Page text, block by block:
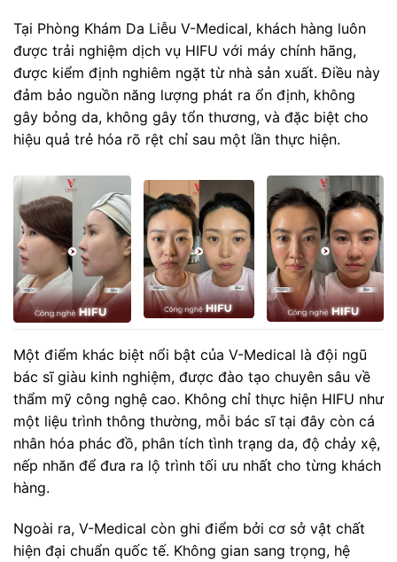
Tại Phòng Khám Da Liễu V-Medical, khách hàng luôn
được trải nghiệm dịch vụ HIFU với máy chính hãng,
được kiểm định nghiêm ngặt từ nhà sản xuất. Điều này
đảm bảo nguồn năng lượng phát ra ổn định, không
gây bỏng da, không gây tổn thương, và đặc biệt cho
hiệu quả trẻ hóa rõ rệt chỉ sau một lần thực hiện.
Một điểm khác biệt nổi bật của V-Medical là đội ngũ
bác sĩ giàu kinh nghiệm, được đào tạo chuyên sâu về
thẩm mỹ công nghệ cao. Không chỉ thực hiện HIFU như
một liệu trình thông thường, mỗi bác sĩ tại đây còn cá
nhân hóa phác đồ, phân tích tình trạng da, độ chảy xệ,
nếp nhăn để đưa ra lộ trình tối ưu nhất cho từng khách
hàng.
Ngoài ra, V-Medical còn ghi điểm bởi cơ sở vật chất
hiện đại chuẩn quốc tế. Không gian sang trọng, hệ